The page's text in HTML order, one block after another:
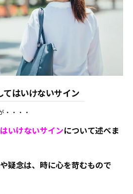
はいけないサイン
・・・・
いけないサインについて述べま
疑念は、時に心を苛むもので